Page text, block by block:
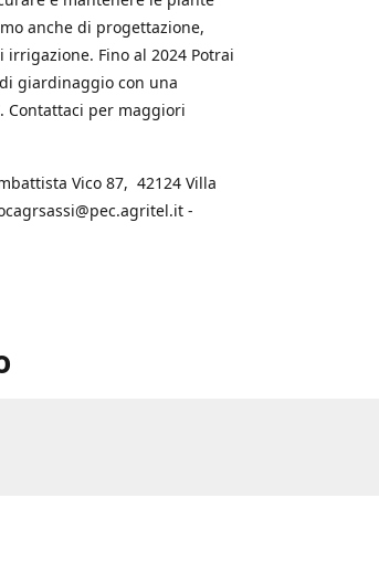
anche di progettazione,
Fino al 2024 Potrai
giardinaggio con una
Contattaci per maggiori
Vico 87, 42124 Villa
-